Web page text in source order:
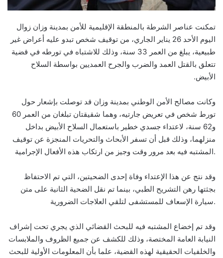
تمكنت عناصر الشرطة بالمنطقة الإقليمية للأمن بمدينة وزان زوال
اليوم الأحد 26 يناير الجاري، من توقيف شخص تبدو عليه أعراض غير
طبيعية، يبلغ من العمر 33 سنة، وذلك للاشتباه في تورطه في قضية
تتعلق بالقتل العمد والضرب والجرح العمديين بواسطة السلاح
الأبيض.
وكانت مصالح الأمن الوطني بمدينة وزان قد توصلت بإشعار حول
تورط شخص في تعريض جارتيه، وهما شقيقتان تبلغان من العمر 60
و62 سنة، لاعتداء جسدي خطير باستعمال السلاح الأبيض بداخل
منزلهما، وذلك قبل أن تسفر الأبحاث والتحريات المنجزة عن توقيف
المشتبه فيه بعد مرور وقت وجيز من ارتكاب هذه الأفعال الإجرامية.
وقد نتج عن هذا الإعتداء وفاة إحدى الضحيتين، التي تم الاحتفاظ
بجثتها رهن التشريح الطبي، بينما تم نقل الضحية الثانية على متن
سيارة الإسعاف للمستشفى لتلقي العلاجات الضرورية.
وقد تم إخضاع المشتبه فيه للبحث القضائي الذي يجري تحت إشراف
النيابة العامة المختصة، وذلك للكشف عن جميع الظروف والملابسات
والخلفيات الحقيقية لهذه القضية، علما بأن المعلومات الأولية للبحث